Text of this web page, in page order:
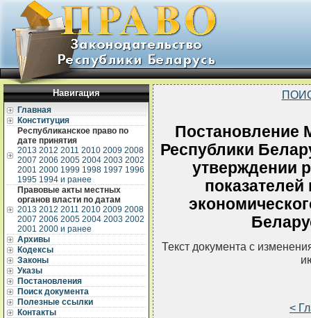
Навигация
Главная
Конституция
Республиканское право по
дате принятия
2013 2012 2011 2010 2009 2008
2007 2006 2005 2004 2003 2002
2001 2000 1999 1998 1997 1996
1995 1994 и ранее
Правовые акты местных
органов власти по датам
2013 2012 2011 2010 2009 2008
2007 2006 2005 2004 2003 2002
2001 2000 и ранее
Архивы
Кодексы
Законы
Указы
Постановления
Поиск документа
Полезные ссылки
Контакты
Постановление
Республики
утверждении
Текст документа с
<